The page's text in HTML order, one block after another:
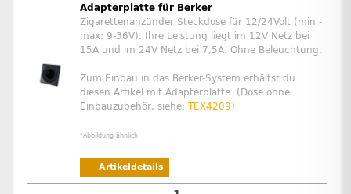
Adapterplatte für Berker
Zigarettenanzünder Steckdose für 12/24Volt (min -
max: 9-36V). Ihre Leistung liegt im 12V Netz bei
15A und im 24V Netz bei 7,5A. Ohne Beleuchtung.
Zum Einbau in das Berker-System erhältst du
diesen Artikel mit Adapterplatte. (Dose ohne
Einbauzubehör, siehe: TEX4209)
*Abbildung ähnlich
Artikeldetails